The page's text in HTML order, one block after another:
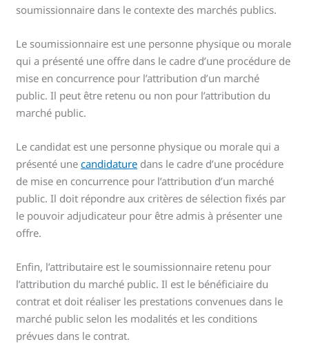
soumissionnaire dans le contexte des marchés publics.
Le soumissionnaire est une personne physique ou morale
qui a présenté une offre dans le cadre d’une procédure de
mise en concurrence pour l’attribution d’un marché
public. Il peut être retenu ou non pour l’attribution du
marché public.
Le candidat est une personne physique ou morale qui a
présenté unecandidature dans le cadre d’une procédure
de mise en concurrence pour l’attribution d’un marché
public. Il doit répondre aux critères de sélection fixés par
le pouvoir adjudicateur pour être admis à présenter une
offre.
Enfin, l’attributaire est le soumissionnaire retenu pour
l’attribution du marché public. Il est le bénéficiaire du
contrat et doit réaliser les prestations convenues dans le
marché public selon les modalités et les conditions
prévues dans le contrat.